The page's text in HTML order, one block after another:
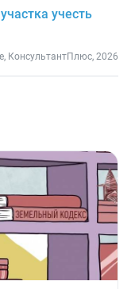
учесть
КонсультантПлюс, 2026